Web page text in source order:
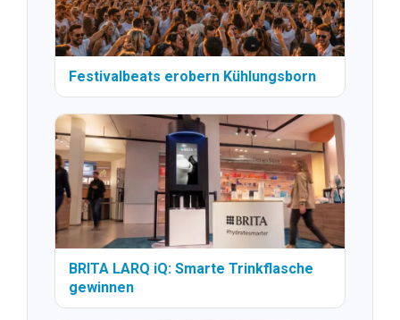
Festivalbeats erobern Kühlungsborn
BRITA LARQ iQ: Smarte Trinkflasche
gewinnen